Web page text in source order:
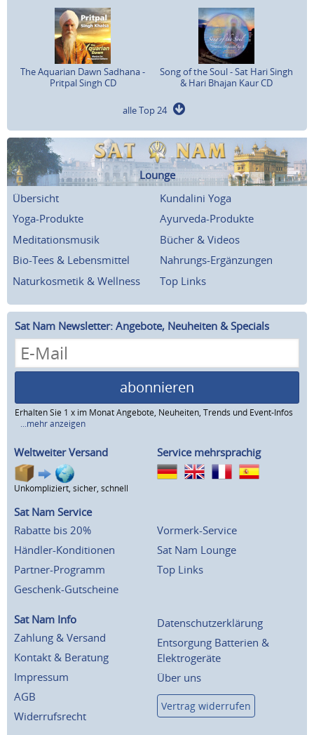
The Aquarian Dawn Sadhana -
Pritpal Singh CD
Song of the Soul - Sat Hari Singh
& Hari Bhajan Kaur CD
alle Top 24
Lounge
Übersicht
Kundalini Yoga
Yoga-Produkte
Ayurveda-Produkte
Meditationsmusik
Bücher & Videos
Bio-Tees & Lebensmittel
Nahrungs-Ergänzungen
Naturkosmetik & Wellness
Top Links
Sat Nam Newsletter: Angebote, Neuheiten & Specials
abonnieren
Erhalten Sie 1 x im Monat Angebote, Neuheiten, Trends und Event-Infos
...mehr anzeigen
Weltweiter Versand
Unkompliziert, sicher, schnell
Service mehrsprachig
Sat Nam Service
Rabatte bis 20%
Händler-Konditionen
Partner-Programm
Geschenk-Gutscheine
Vormerk-Service
Sat Nam Lounge
Top Links
Sat Nam Info
Zahlung & Versand
Kontakt & Beratung
Impressum
AGB
Widerrufsrecht
Datenschutzerklärung
Entsorgung Batterien &
Elektrogeräte
Über uns
Vertrag widerrufen